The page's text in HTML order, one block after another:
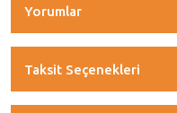
Yorumlar
Taksit Seçenekleri